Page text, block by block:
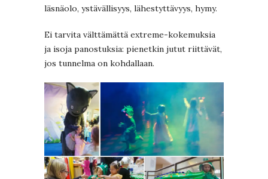
läsnäolo, ystävällisyys, lähestyttävyys, hymy.
Ei tarvita välttämättä extreme-kokemuksia
ja isoja panostuksia: pienetkin jutut riittävät,
jos tunnelma on kohdallaan.